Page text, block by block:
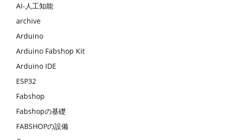
AI-人工知能
archive
Arduino
Arduino Fabshop Kit
Arduino IDE
ESP32
Fabshop
Fabshopの基礎
FABSHOPの設備